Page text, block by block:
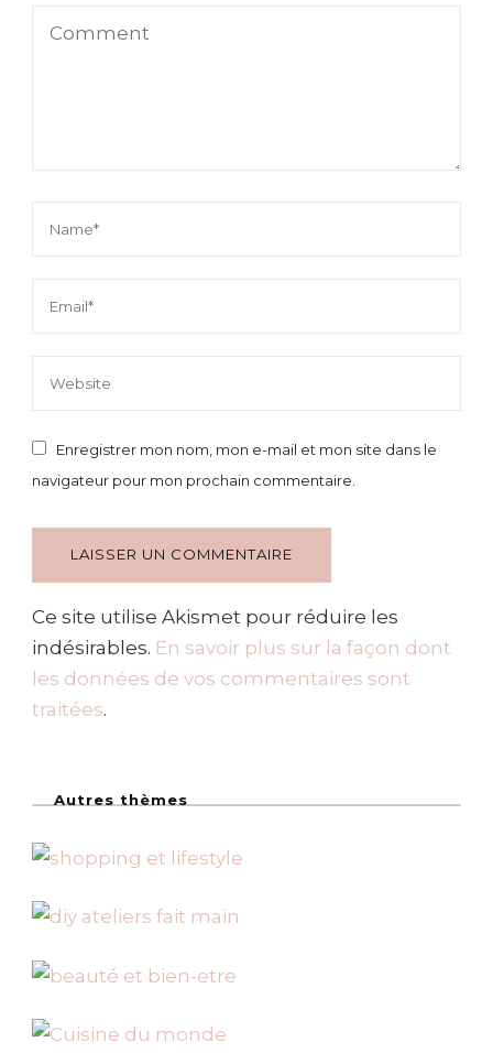
Enregistrer mon nom, mon e-mail et mon site dans le
navigateur pour mon prochain commentaire.
Ce site utilise Akismet pour réduire les
indésirables. En savoir plus sur la façon dont
les données de vos commentaires sont
traitées.
Autres thèmes